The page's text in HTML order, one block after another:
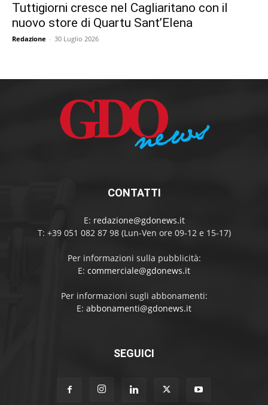
Tuttigiorni cresce nel Cagliaritano con il
nuovo store di Quartu Sant’Elena
Redazione - 30 Luglio 2026
CONTATTI
E: redazione@gdonews.it
T: +39 051 082 87 98 (Lun-Ven ore 09-12 e 15-17)
Per informazioni sulla pubblicità:
E: commerciale@gdonews.it
Per informazioni sugli abbonamenti:
E: abbonamenti@gdonews.it
SEGUICI